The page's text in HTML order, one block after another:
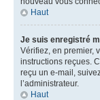
Haut
Je suis enregistré
Vérifiez, en premier,
instructions reçues.
reçu un e-mail,
l’administrateur.
Haut